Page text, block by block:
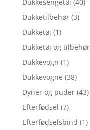
Dukkesengetøj (40)
Dukketilbehør (3)
Dukketøj (1)
Dukketøj og tilbehør
Dukkevogn (1)
Dukkevogne (38)
Dyner og puder (43)
Efterfødsel (7)
Efterfødselsbind (1)